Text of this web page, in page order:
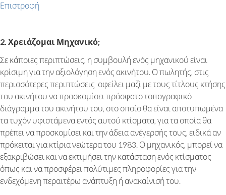
Επιστροφή
2. Χρειάζομαι Μηχανικό;
Σε κάποιες περιπτώσεις, η συμβουλή ενός μηχανικού είναι
κρίσιμη για την αξιολόγηση ενός ακινήτου. Ο πωλητής, στις
περισσότερες περιπτώσεις οφείλει μαζί με τους τίτλους κτήσης
του ακινήτου να προσκομίσει πρόσφατο τοπογραφικό
διάγραμμα του ακινήτου του, στο οποίο θα είναι αποτυπωμένα
τα τυχόν υφιστάμενα εντός αυτού κτίσματα, για τα οποία θα
πρέπει να προσκομίσει και την άδεια ανέγερσής τους, ειδικά αν
πρόκειται για κτίρια νεώτερα του 1983. Ο μηχανικός, μπορεί να
εξακριβώσει και να εκτιμήσει την κατάσταση ενός κτίσματος
όπως και να προσφέρει πολύτιμες πληροφορίες για την
ενδεχόμενη περαιτέρω ανάπτυξη ή ανακαίνισή του.